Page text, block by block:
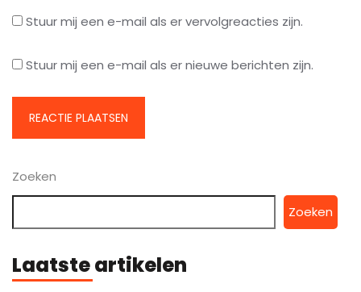
Stuur mij een e-mail als er vervolgreacties zijn.
Stuur mij een e-mail als er nieuwe berichten zijn.
Zoeken
Zoeken
Laatste artikelen